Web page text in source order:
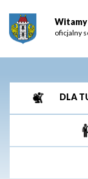
Witamy
oficjalny
DLA